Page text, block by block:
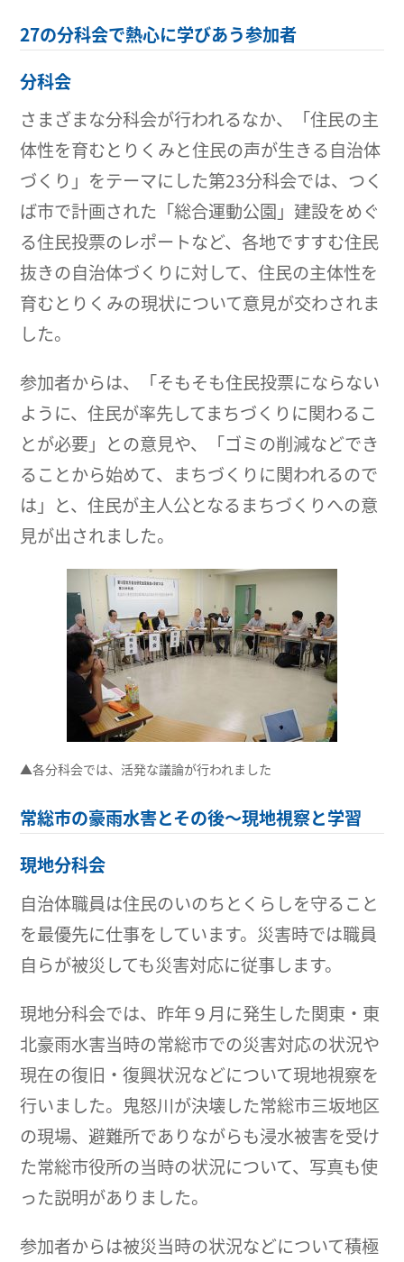
27の分科会で熱心に学びあう参加者
分科会
さまざまな分科会が行われるなか、「住民の主
体性を育むとりくみと住民の声が生きる自治体
づくり」をテーマにした第23分科会では、つく
ば市で計画された「総合運動公園」建設をめぐ
る住民投票のレポートなど、各地ですすむ住民
抜きの自治体づくりに対して、住民の主体性を
育むとりくみの現状について意見が交わされま
した。
参加者からは、「そもそも住民投票にならない
ように、住民が率先してまちづくりに関わるこ
とが必要」との意見や、「ゴミの削減などでき
ることから始めて、まちづくりに関われるので
は」と、住民が主人公となるまちづくりへの意
見が出されました。
▲各分科会では、活発な議論が行われました
常総市の豪雨水害とその後～現地視察と学習
現地分科会
自治体職員は住民のいのちとくらしを守ること
を最優先に仕事をしています。災害時では職員
自らが被災しても災害対応に従事します。
現地分科会では、昨年９月に発生した関東・東
北豪雨水害当時の常総市での災害対応の状況や
現在の復旧・復興状況などについて現地視察を
行いました。鬼怒川が決壊した常総市三坂地区
の現場、避難所でありながらも浸水被害を受け
た常総市役所の当時の状況について、写真も使
った説明がありました。
参加者からは被災当時の状況などについて積極